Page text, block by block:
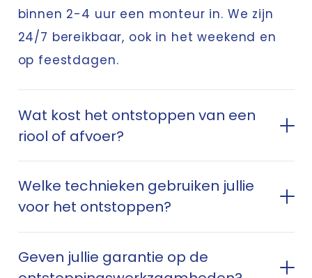
binnen 2-4 uur een monteur in. We zijn
24/7 bereikbaar, ook in het weekend en
op feestdagen.
Wat kost het ontstoppen van een
riool of afvoer?
Welke technieken gebruiken jullie
voor het ontstoppen?
Geven jullie garantie op de